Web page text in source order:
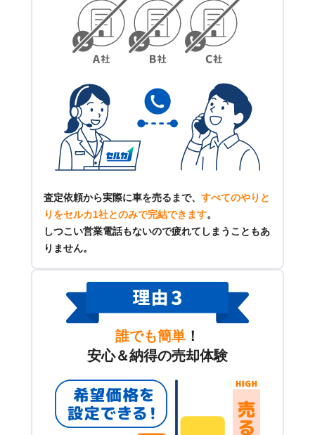
査定依頼から実際に車を売るまで、 すべてのやりと
りをセルカ1社とのみで完結できます。
しつこい営業電話もないので疲れてしまうこともあ
りません。
誰でも簡単 ！
安心＆納得の売却体験